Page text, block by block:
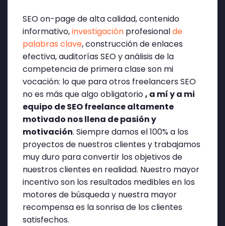
SEO on-page de alta calidad, contenido
informativo,investigación profesionalde
palabras clave, construcción de enlaces
efectiva, auditorías SEO y análisis de la
competencia de primera clase son mi
vocación: lo que para otros freelancers SEO
no es más que algo obligatorio, a mí y a mi
equipo de SEO freelance altamente
motivado nos llena de pasión y
motivación. Siempre damos el 100% a los
proyectos de nuestros clientes y trabajamos
muy duro para convertir los objetivos de
nuestros clientes en realidad. Nuestro mayor
incentivo son los resultados medibles en los
motores de búsqueda y nuestra mayor
recompensa es la sonrisa de los clientes
satisfechos.